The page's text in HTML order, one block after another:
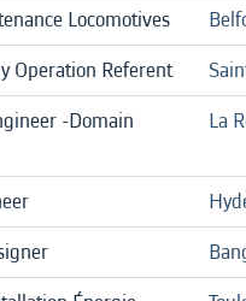
Locomotives
Operation Referent
-Domain
La